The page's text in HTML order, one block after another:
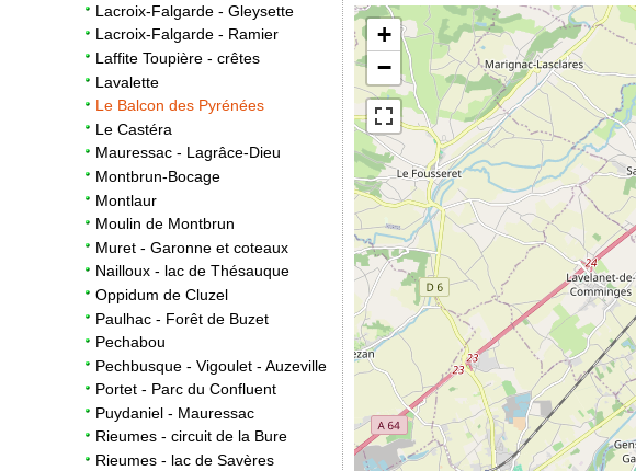
Lacroix-Falgarde - Gleysette
Lacroix-Falgarde - Ramier
Laffite Toupière - crêtes
Lavalette
Le Balcon des Pyrénées
Le Castéra
Mauressac - Lagrâce-Dieu
Montbrun-Bocage
Montlaur
Moulin de Montbrun
Muret - Garonne et coteaux
Nailloux - lac de Thésauque
Oppidum de Cluzel
Paulhac - Forêt de Buzet
Pechabou
Pechbusque - Vigoulet - Auzeville
Portet - Parc du Confluent
Puydaniel - Mauressac
Rieumes - circuit de la Bure
Rieumes - lac de Savères
+
−